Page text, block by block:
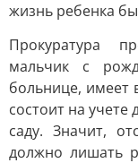
жизнь ребенка
Прокуратура
мальчик с
больнице, имеет
состоит на учете
саду. Значит,
должно лишать